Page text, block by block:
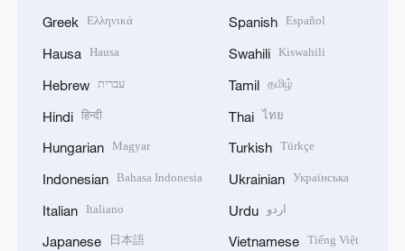
Greek Ελληνικά
Hausa Hausa
Hebrew עברית
Hindi हिन्दी
Hungarian Magyar
Indonesian Bahasa Indonesia
Italian Italiano
Japanese 日本語
Spanish Español
Swahili Kiswahili
Tamil தமிழ்
Thai ไทย
Turkish Türkçe
Ukrainian Українська
Urdu اردو
Vietnamese Tiếng Việt